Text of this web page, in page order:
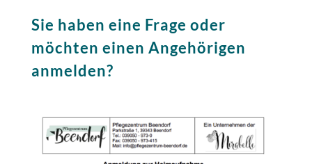
Sie haben eine Frage oder
möchten einen Angehörigen
anmelden?